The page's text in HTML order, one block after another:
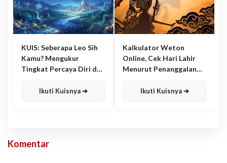
KUIS: Seberapa Leo Sih
Kamu? Mengukur
Tingkat Percaya Diri dan
Ikuti Kuisnya ➔
Kalkulator Weton
Online, Cek Hari Lahir
Menurut Penanggalan
Ikuti Kuisnya ➔
Komentar